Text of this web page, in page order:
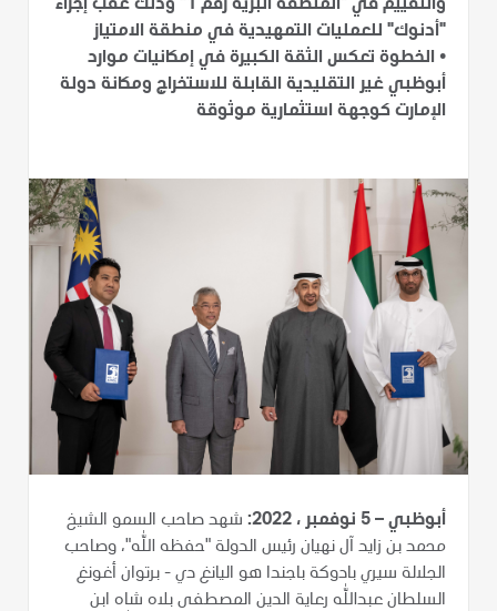
والتقييم في "المنطقة البرية رقم 1" وذلك عقب إجراء
"أدنوك" للعمليات التمهيدية في منطقة الامتياز
• الخطوة تعكس الثقة الكبيرة في إمكانيات موارد
أبوظبي غير التقليدية القابلة للاستخراج ومكانة دولة
الإمارت كوجهة استثمارية موثوقة
أبوظبي – 5 نوفمبر ، 2022:
شهد صاحب السمو الشيخ
محمد بن زايد آل نهيان رئيس الدولة "حفظه الله"، وصاحب
الجلالة سيري بادوكة باجندا هو اليانغ دي - برتوان أغونغ
السلطان عبدالله رعاية الدين المصطفى بلاه شاه ابن